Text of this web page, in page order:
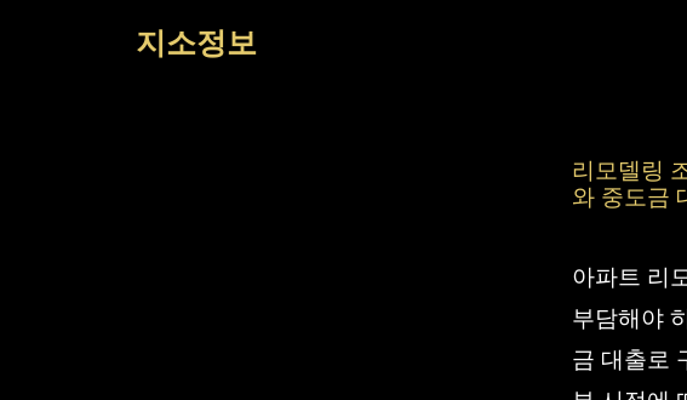
지소정보
리모델링
와 중도금
아파트 리
부담해야
금 대출로